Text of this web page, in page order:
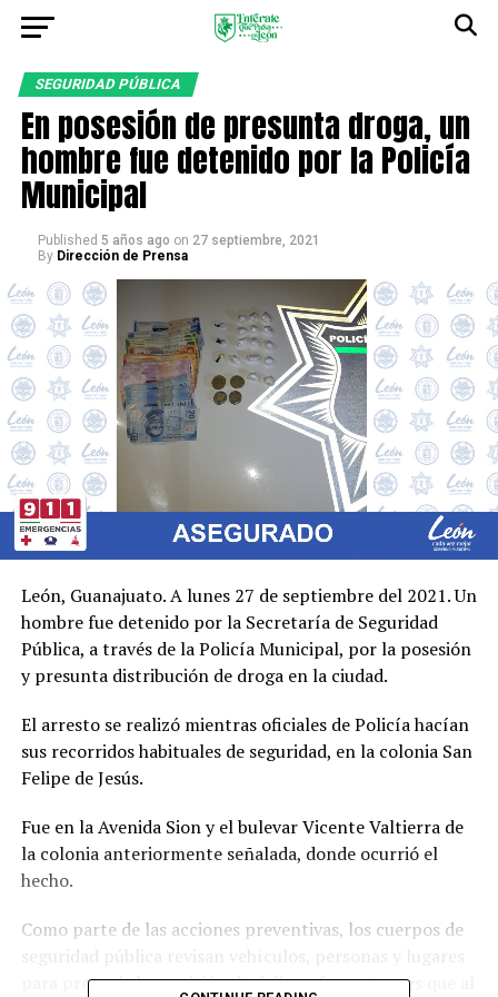
SEGURIDAD PÚBLICA
En posesión de presunta droga, un
hombre fue detenido por la Policía
Municipal
Published 5 años ago on 27 septiembre, 2021
By Dirección de Prensa
León, Guanajuato. A lunes 27 de septiembre del 2021. Un
hombre fue detenido por la Secretaría de Seguridad
Pública, a través de la Policía Municipal, por la posesión
y presunta distribución de droga en la ciudad.
El arresto se realizó mientras oficiales de Policía hacían
sus recorridos habituales de seguridad, en la colonia San
Felipe de Jesús.
Fue en la Avenida Sion y el bulevar Vicente Valtierra de
la colonia anteriormente señalada, donde ocurrió el
hecho.
Como parte de las acciones preventivas, los cuerpos de
seguridad pública revisan vehículos, personas y lugares
para prevenir la comisión de delitos, fue entonces que al